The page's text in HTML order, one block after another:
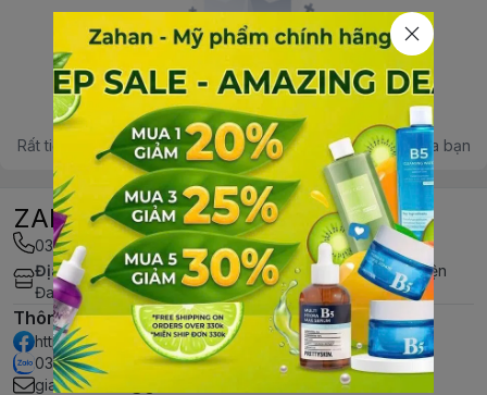
Không có sản phẩm
Rất tiếc, không tìm thấy sản phẩm phù hợp với lựa chọn của bạn
ZAHAN MỸ PHẨM
032 969 9142
Địa chỉ: 144 phố Tây Sơn, Thị trấn Phùng, Hà Nội - Huyện
Đan Phượng
Thông tin liên hệ
https://www.facebook.com/ZAHAN-109259060434745/
032 969 9142
giahan.shoes@gmail.com